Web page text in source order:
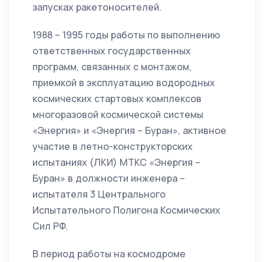
запусках ракетоносителей.
1988 – 1995 годы работы по выполнению
ответственных государственных
программ, связанных с монтажом,
приемкой в эксплуатацию водородных
космических стартовых комплексов
многоразовой космической системы
«Энергия» и «Энергия – Буран», активное
участие в летно-конструкторских
испытаниях (ЛКИ) МТКС «Энергия –
Буран» в должности инженера –
испытателя 3 Центрального
Испытательного Полигона Космических
Сил РФ.
В период работы на космодроме